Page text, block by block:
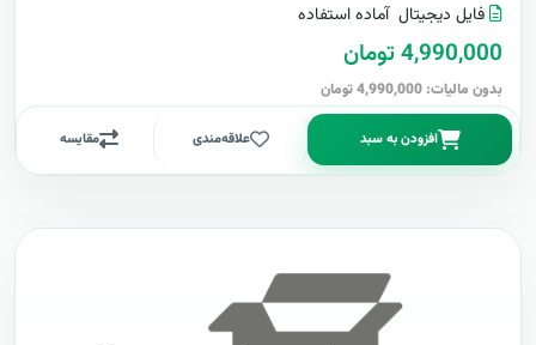
فایل دیجیتال آماده استفاده
4,990,000 تومان
بدون مالیات: 4,990,000 تومان
افزودن به سبد علاقه‌مندی مقایسه